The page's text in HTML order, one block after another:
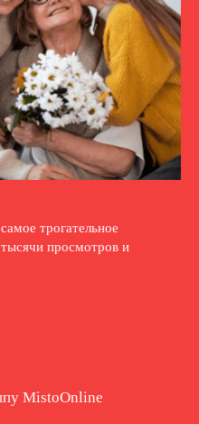
трогательное
тысячи просмотров и
MistoOnline